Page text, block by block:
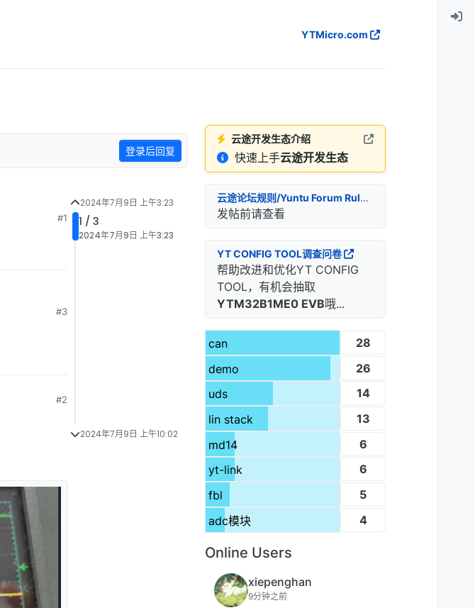
YTMicro.com
登录后回复
#1
#3
#2
2024年7月9日 上午3:23
1 / 3
2024年7月9日 上午3:23
2024年7月9日 上午10:02
云途开发生态介绍
快速上手云途开发生态
云途论坛规则/Yuntu Forum Rules
发帖前请查看
YT CONFIG TOOL调查问卷
帮助改进和优化YT CONFIG
TOOL，有机会抽取
YTM32B1ME0 EVB哦...
can
28
demo
26
uds
14
lin stack
13
md14
6
yt-link
6
fbl
5
adc模块
4
Online Users
xiepenghan
9分钟之前